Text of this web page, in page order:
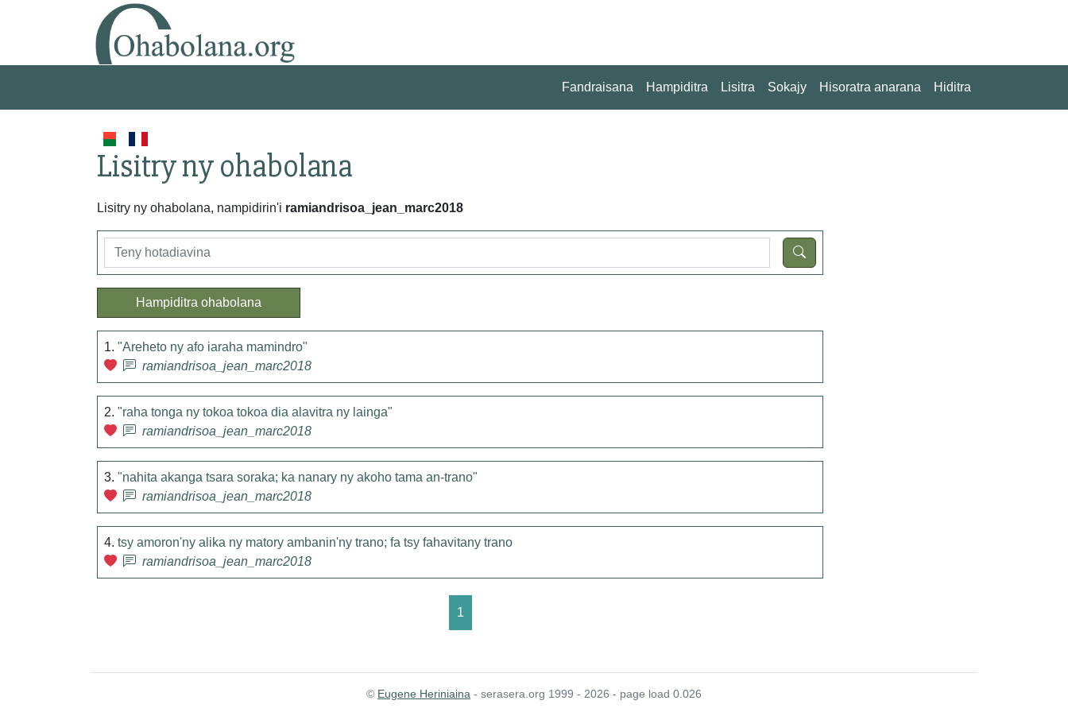
Fandraisana Hampiditra Lisitra Sokajy Hisoratra anarana Hiditra
Lisitry ny ohabolana
Lisitry ny ohabolana, nampidirin'i ramiandrisoa_jean_marc2018
Hampiditra ohabolana
1. "Areheto ny afo iaraha mamindro"
ramiandrisoa_jean_marc2018
2. "raha tonga ny tokoa tokoa dia alavitra ny lainga"
ramiandrisoa_jean_marc2018
3. "nahita akanga tsara soraka; ka nanary ny akoho tama an-trano"
ramiandrisoa_jean_marc2018
4. tsy amoron'ny alika ny matory ambanin'ny trano; fa tsy fahavitany trano
ramiandrisoa_jean_marc2018
1
© Eugene Heriniaina - serasera.org 1999 - 2026 - page load 0.026